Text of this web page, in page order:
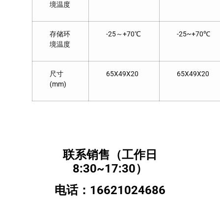
境温度
存储环
境温度
-25～+70℃ -25~+70℃
尺寸
(mm)
65X49X20 65X49X20
联系销售（工作日
8:30~17:30）
电话：16621024686